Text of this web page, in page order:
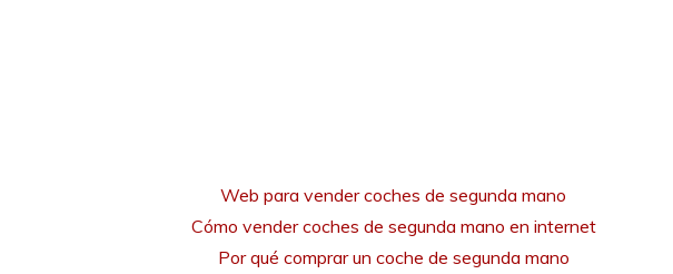
Web para vender coches de segunda mano
Cómo vender coches de segunda mano en internet
Por qué comprar un coche de segunda mano